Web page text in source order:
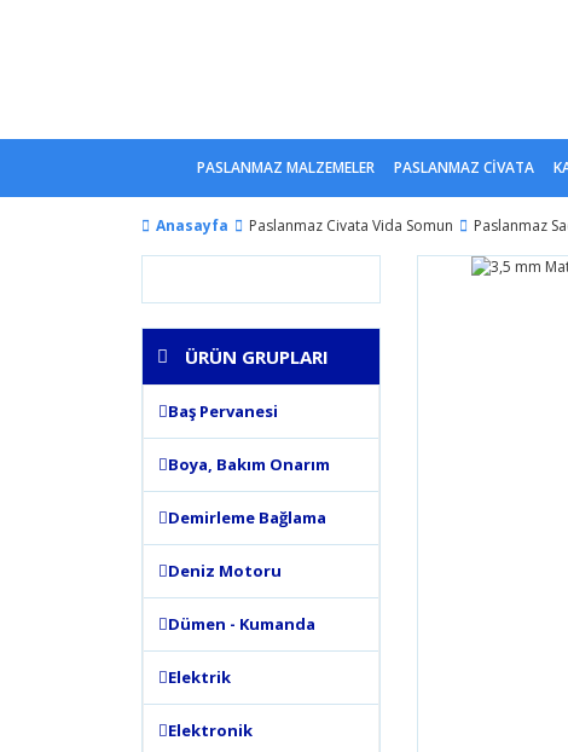
PASLANMAZ MALZEMELER PASLANMAZ CİVATA
Anasayfa Paslanmaz Civata Vida Somun Paslanmaz
ÜRÜN GRUPLARI
Baş Pervanesi
Boya, Bakım Onarım
Demirleme Bağlama
Deniz Motoru
Dümen - Kumanda
Elektrik
Elektronik